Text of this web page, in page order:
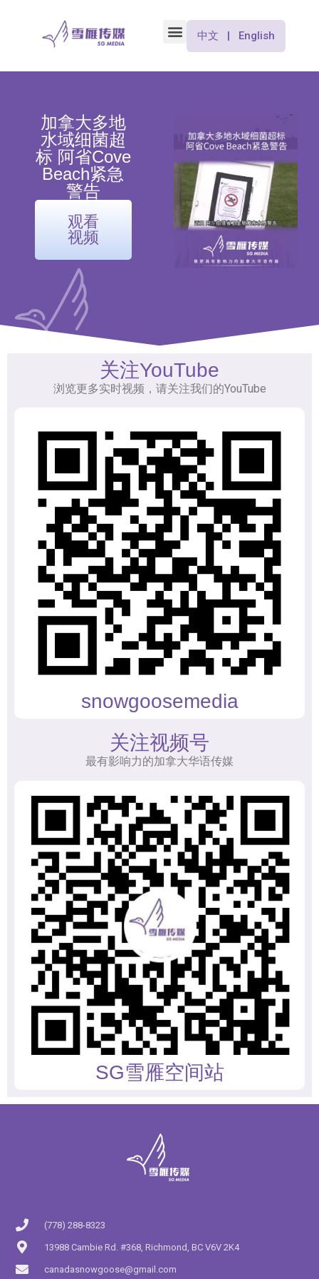
中文 | English
加拿大多地
水域细菌超
标 阿省Cove
Beach紧急
警告
观看
视频
关注YouTube
浏览更多实时视频，请关注我们的YouTube
snowgoosemedia
关注视频号
最有影响力的加拿大华语传媒
SG雪雁空间站
(778) 288-8323
13988 Cambie Rd. #368, Richmond, BC V6V 2K4
canadasnowgoose@gmail.com